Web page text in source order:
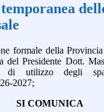
formale della
del Presidente Dott.
di utilizzo degli
2027;
SI COMUNICA